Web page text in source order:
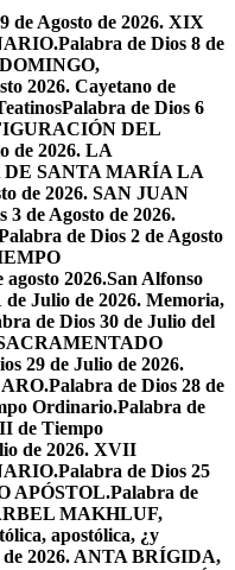
de Agosto de 2026. XIX
Palabra de Dios 8 de
2026. Cayetano de
Palabra de Dios 6
DEL
de 2026. LA
SANTA MARÍA LA
de 2026. SAN JUAN
3 de Agosto de 2026.
de Dios 2 de Agosto
agosto 2026.San Alfonso
de Julio de 2026. Memoria,
de Dios 30 de Julio del
29 de Julio de 2026.
Palabra de Dios 28 de
Ordinario.Palabra de
de Tiempo
de 2026. XVII
Palabra de Dios 25
APÓSTOL.Palabra de
MAKHLUF,
apostólica, ¿y
de 2026. ANTA BRÍGIDA,